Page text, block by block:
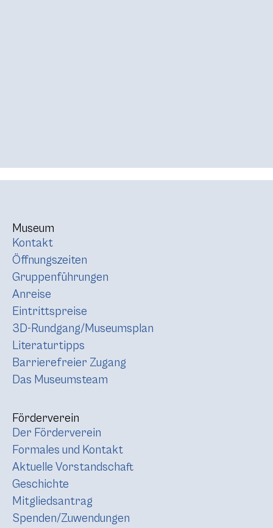
Museum
Kontakt
Öffnungszeiten
Gruppenführungen
Anreise
Eintrittspreise
3D-Rundgang/Museumsplan
Literaturtipps
Barrierefreier Zugang
Das Museumsteam
Förderverein
Der Förderverein
Formales und Kontakt
Aktuelle Vorstandschaft
Geschichte
Mitgliedsantrag
Spenden/Zuwendungen